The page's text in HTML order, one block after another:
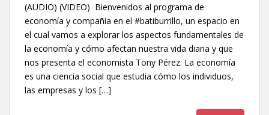
(AUDIO) (VIDEO) Bienvenidos al programa de
economía y compañía en el #batiburrillo, un espacio en
el cual vamos a explorar los aspectos fundamentales de
la economía y cómo afectan nuestra vida diaria y que
nos presenta el economista Tony Pérez. La economía
es una ciencia social que estudia cómo los individuos,
las empresas y los […]